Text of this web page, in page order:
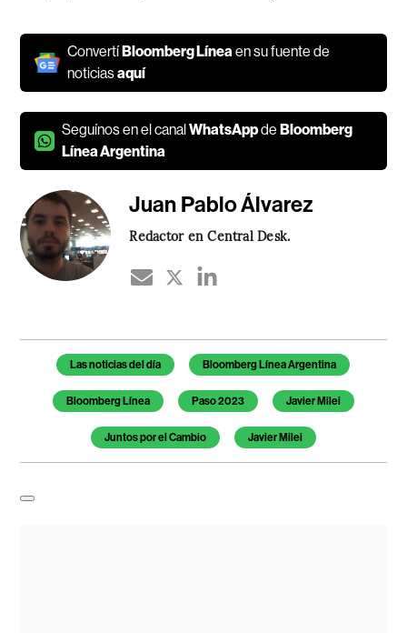
ConvertíBloomberg Líneaen su fuente de
noticiasaquí
Seguínos en el canalWhatsAppdeBloomberg
Línea Argentina
Juan Pablo Álvarez
Redactor en Central Desk.
Temas de este artículo
Las noticias del día Bloomberg Línea Argentina
Bloomberg Línea Paso 2023 Javier Milei
Juntos por el Cambio Javier Milei